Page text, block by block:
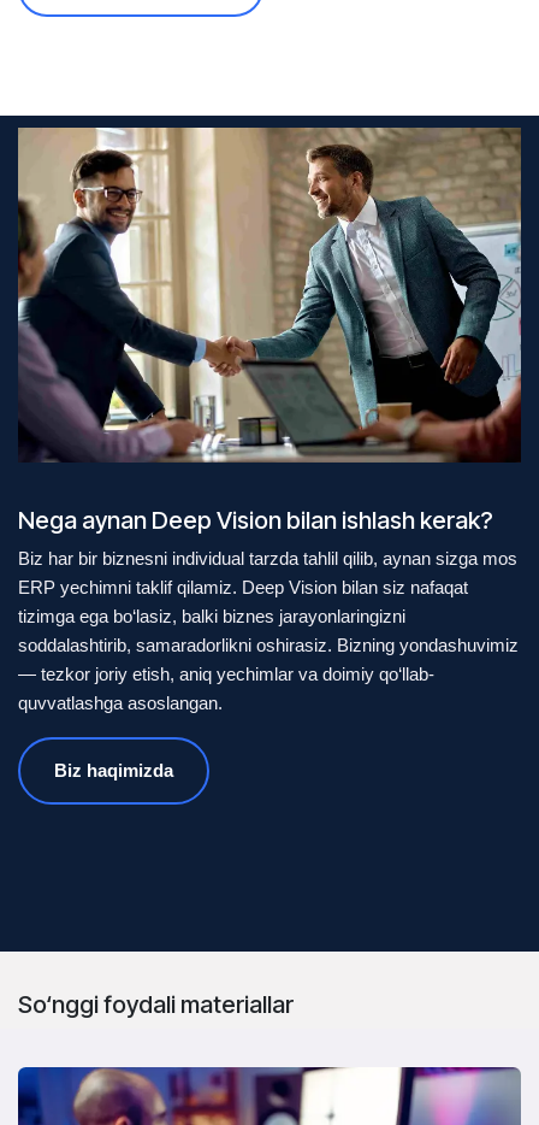
Nega aynan Deep Vision bilan ishlash kerak?
Biz har bir biznesni individual tarzda tahlil qilib, aynan sizga mos
ERP yechimni taklif qilamiz. Deep Vision bilan siz nafaqat
tizimga ega bo‘lasiz, balki biznes jarayonlaringizni
soddalashtirib, samaradorlikni oshirasiz. Bizning yondashuvimiz
— tezkor joriy etish, aniq yechimlar va doimiy qo‘llab-
quvvatlashga asoslangan.
Biz haqimizda
So‘nggi foydali materiallar